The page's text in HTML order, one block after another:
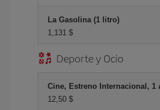
La Gasolina (1 litro)
1,131 $
Deporte y Ocio
Cine, Estreno Internacional, 1
12,50 $